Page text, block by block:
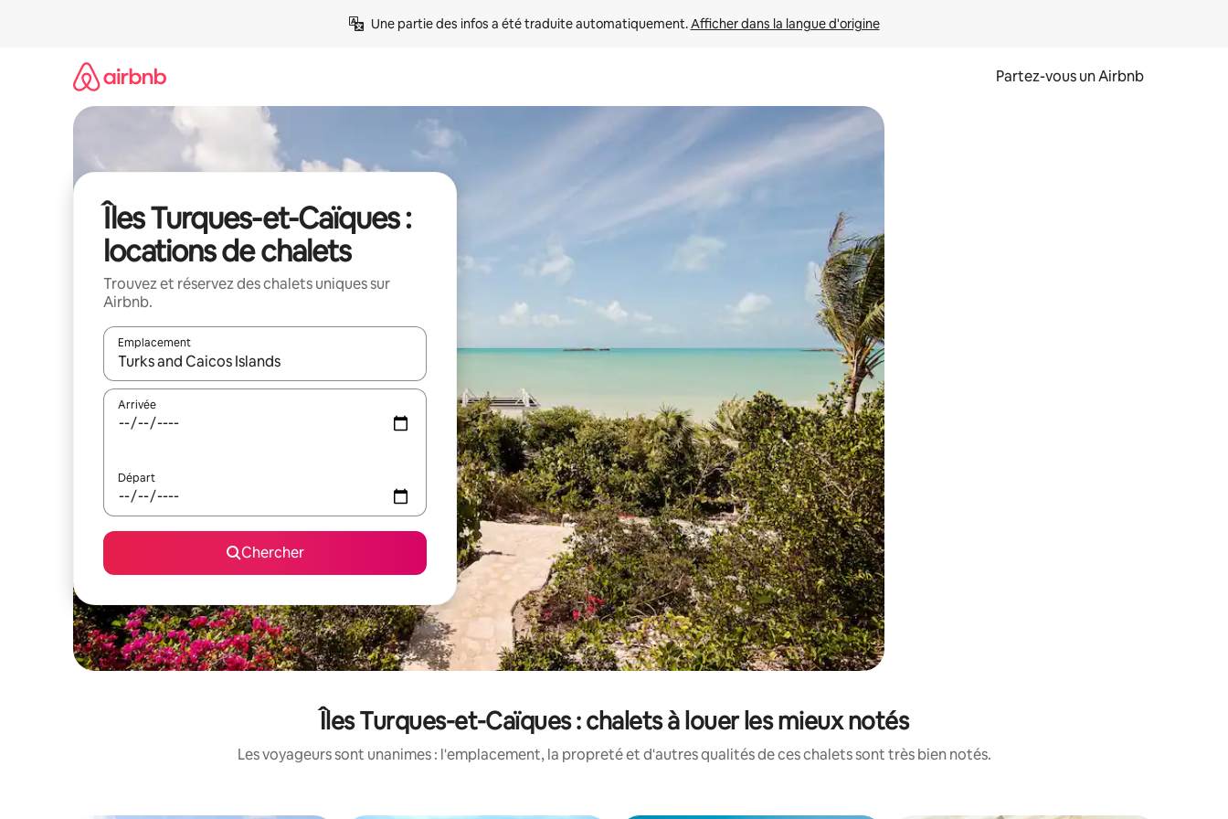
Une partie des infos a été traduite automatiquement. Afficher dans la langue d'origine
Partez-vous un Airbnb
Îles Turques-et-Caïques :
locations de chalets
Trouvez et réservez des chalets uniques sur
Airbnb.
Emplacement
Quand les résultats sont affichés, parcourez-les en utilisant les flèches vers le haut et vers le bas, ou en appuyant dessus et en les faisant glisser.
Arrivée
Départ
Chercher
Îles Turques-et-Caïques : chalets à louer les mieux notés
Les voyageurs sont unanimes : l'emplacement, la propreté et d'autres qualités de ces chalets sont très bien notés.